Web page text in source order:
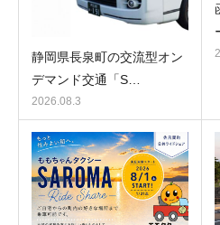
静岡県長泉町の交流型オン
デマンド交通「S…
2026.08.3